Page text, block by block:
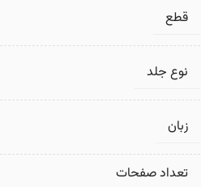
قطع
نوع جلد
زبان
تعداد صفحات